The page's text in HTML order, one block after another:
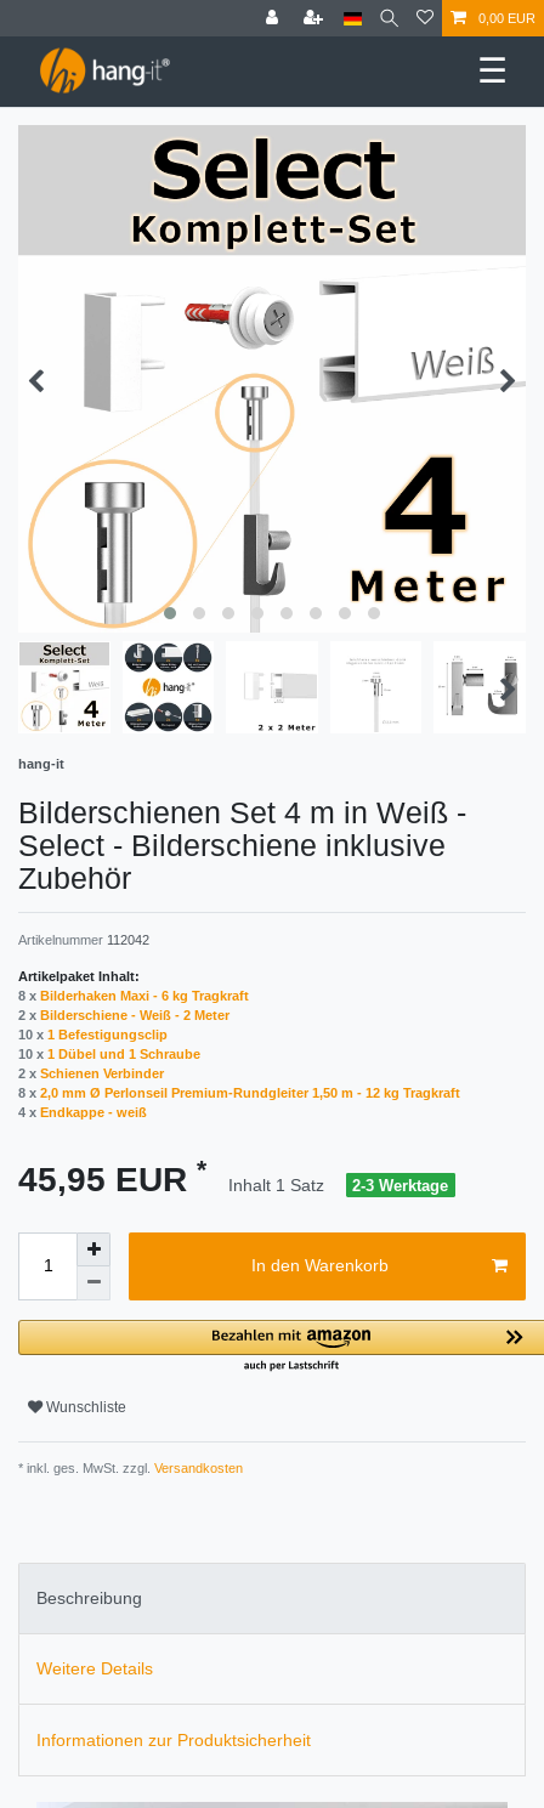
0,00 EUR
☰
hang-it
Bilderschienen Set 4 m in Weiß -
Select - Bilderschiene inklusive
Zubehör
Artikelnummer 112042
Artikelpaket Inhalt:
8 x Bilderhaken Maxi - 6 kg Tragkraft
2 x Bilderschiene - Weiß - 2 Meter
10 x 1 Befestigungsclip
10 x 1 Dübel und 1 Schraube
2 x Schienen Verbinder
8 x 2,0 mm Ø Perlonseil Premium-Rundgleiter 1,50 m - 12 kg Tragkraft
4 x Endkappe - weiß
45,95 EUR *
Inhalt 1 Satz 2-3 Werktage
In den Warenkorb
Wunschliste
* inkl. ges. MwSt. zzgl. Versandkosten
Beschreibung
Weitere Details
Informationen zur Produktsicherheit